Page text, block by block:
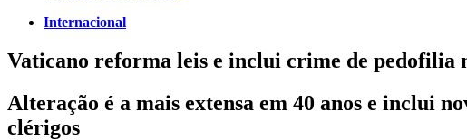
Internacional
Vaticano reforma leis e inclui crime de pedofilia
Alteração é a mais extensa em 40 anos e inclui
clérigos